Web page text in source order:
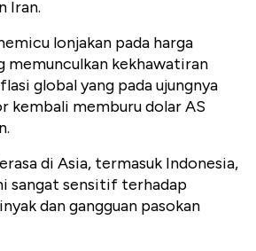
Iran.
lonjakan pada harga
memunculkan kekhawatiran
global yang pada ujungnya
kembali memburu dolar AS
di Asia, termasuk Indonesia,
sangat sensitif terhadap
dan gangguan pasokan